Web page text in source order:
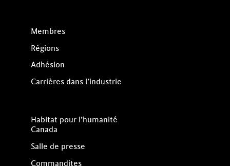
Membres
Régions
Adhésion
Carrières dans l’industrie
Habitat pour l’humanité
Canada
Salle de presse
Commandites